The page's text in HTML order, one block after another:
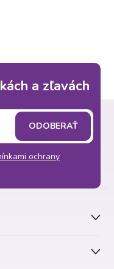
a zľavách
ochrany
ODOBERAŤ